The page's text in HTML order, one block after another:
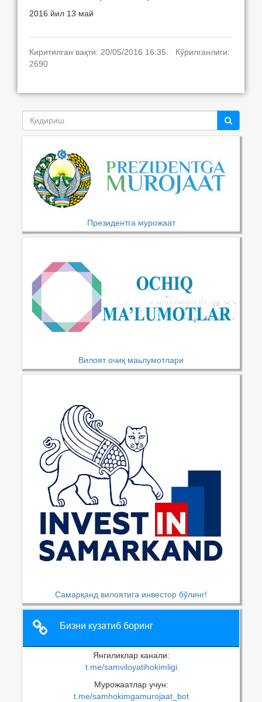
2016 йил 13 май
Киритилган вақти: 20/05/2016 16:35. Кўрилганлиги:
2690
Президентга мурожаат
Вилоят очиқ маьлумотлари
Самарқанд вилоятига инвестор бўлинг!
Бизни кузатиб боринг
Янгиликлар канали:
t.me/samviloyatihokimligi
Мурожаатлар учун:
t.me/samhokimgamurojaat_bot